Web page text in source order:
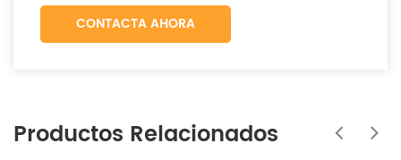
CONTACTA AHORA
Productos Relacionados